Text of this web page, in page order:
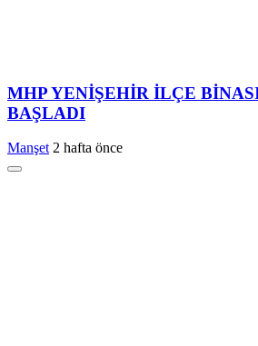
MHP YENİŞEHİR İLÇE
BAŞLADI
Manşet 2 hafta önce